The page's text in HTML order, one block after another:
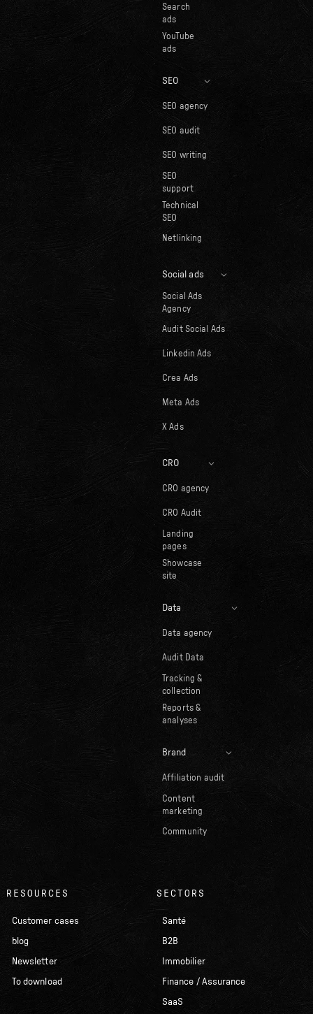
Search
ads
YouTube
ads
SEO
SEO agency
SEO audit
SEO writing
SEO
support
Technical
SEO
Netlinking
Social ads
Social Ads
Agency
Audit Social Ads
Linkedin Ads
Crea Ads
Meta Ads
X Ads
CRO
CRO agency
CRO Audit
Landing
pages
Showcase
site
Data
Data agency
Audit Data
Tracking &
collection
Reports &
analyses
Brand
Affiliation audit
Content
marketing
Community
RESOURCES
Customer cases
blog
Newsletter
To download
SECTORS
Santé
B2B
Immobilier
Finance / Assurance
SaaS